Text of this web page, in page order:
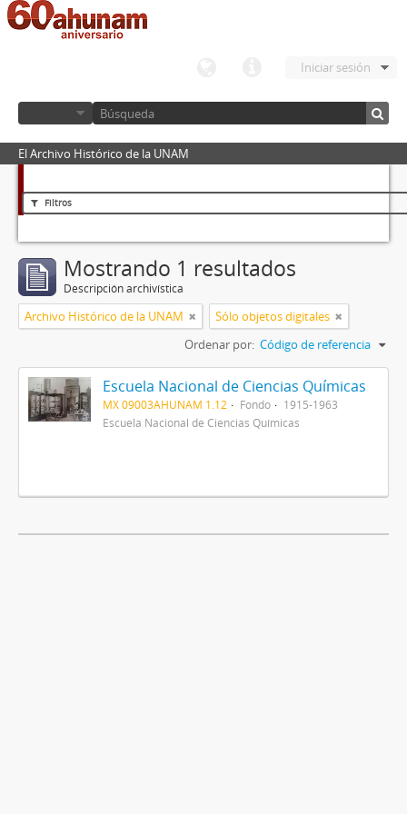
Iniciar sesión
El Archivo Histórico de la UNAM
Filtros
Mostrando 1 resultados
Descripción archivística
Archivo Histórico de la UNAM
Sólo objetos digitales
Ordenar por: Código de referencia
Escuela Nacional de Ciencias Químicas
MX 09003AHUNAM 1.12 Fondo
1915-1963
Escuela Nacional de Ciencias Químicas